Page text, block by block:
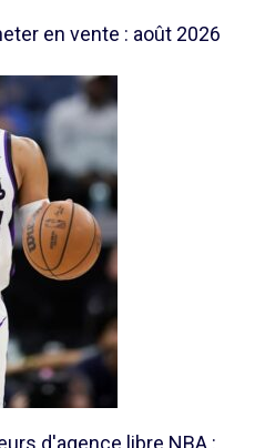
en vente : août 2026
d'agence libre NBA :